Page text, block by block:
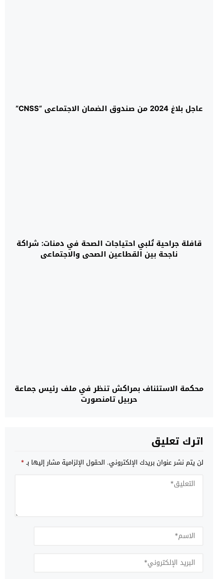
عاجل بلاغ 2024 من صندوق الضمان الاجتماعي “CNSS”
قافلة جراحية تُلبي احتياجات الصحة في دمنات: شراكة
ناجحة بين القطاعين الصحي والاجتماعي
محكمة الاستئناف بمراكش تنظر في ملف رئيس جماعة
حربيل تامنصورت
اترك تعليق
لن يتم نشر عنوان بريدك الإلكتروني. الحقول الإلزامية مشار إليها بـ*